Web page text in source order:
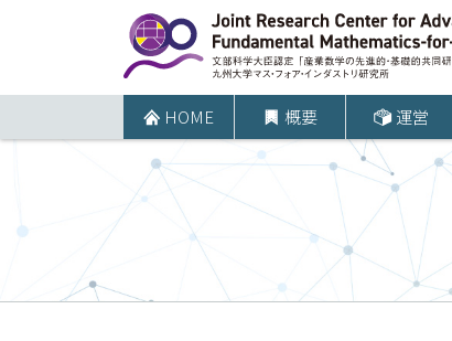
ツ
プ
HOME 概要 運営